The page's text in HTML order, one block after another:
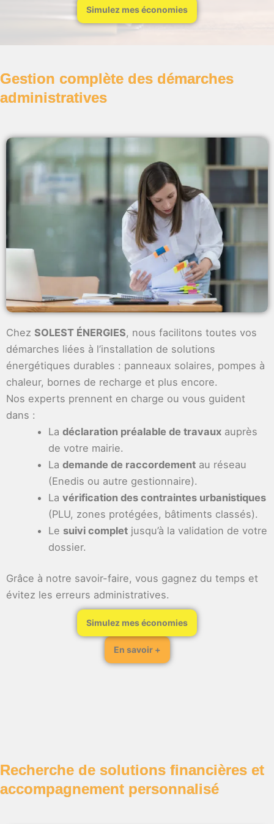
Simulez mes économies
Gestion complète des démarches
administratives
Chez SOLEST ÉNERGIES, nous facilitons toutes vos
démarches liées à l’installation de solutions
énergétiques durables : panneaux solaires, pompes à
chaleur, bornes de recharge et plus encore.
Nos experts prennent en charge ou vous guident
dans :
Ladéclaration préalable de travaux auprès
de votre mairie.
Lademande de raccordement au réseau
(Enedis ou autre gestionnaire).
Lavérification des contraintes urbanistiques
(PLU, zones protégées, bâtiments classés).
Le suivi complet jusqu’à la validation de votre
dossier.
Grâce à notre savoir-faire, vous gagnez du temps et
évitez les erreurs administratives.
En savoir +
Simulez mes économies
Recherche de solutions financières et
accompagnement personnalisé